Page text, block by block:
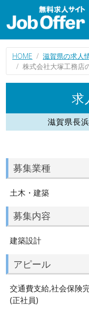
HOME 滋賀県の求人
株式会社大塚工務店
求
滋賀県長
募集業種
土木・建築
募集内容
建築設計
アピール
交通費支給,社会保険
(正社員)